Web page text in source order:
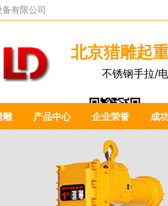
有限公司
北京猎雕起
不锈钢手拉/
一扫关注我们：
雕 产品中心 企业荣誉 成